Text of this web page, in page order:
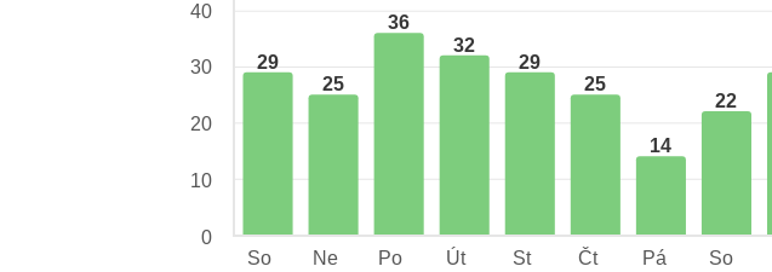
29
25
36
32
29
25
14
22
40
30
20
10
0
So
Ne Po Út St Čt Pá So